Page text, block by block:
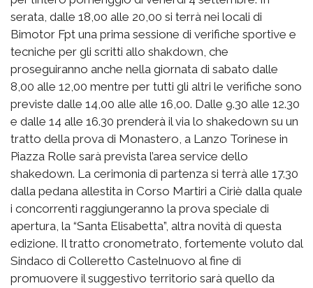
serata, dalle 18,00 alle 20,00 si terrà nei locali di
Bimotor Fpt una prima sessione di verifiche sportive e
tecniche per gli scritti allo shakdown, che
proseguiranno anche nella giornata di sabato dalle
8,00 alle 12,00 mentre per tutti gli altri le verifiche sono
previste dalle 14,00 alle alle 16,00. Dalle 9.30 alle 12.30
e dalle 14 alle 16.30 prenderà il via lo shakedown su un
tratto della prova di Monastero, a Lanzo Torinese in
Piazza Rolle sarà prevista l’area service dello
shakedown. La cerimonia di partenza si terrà alle 17.30
dalla pedana allestita in Corso Martiri a Ciriè dalla quale
i concorrenti raggiungeranno la prova speciale di
apertura, la “Santa Elisabetta”, altra novità di questa
edizione. Il tratto cronometrato, fortemente voluto dal
Sindaco di Colleretto Castelnuovo al fine di
promuovere il suggestivo territorio sarà quello da